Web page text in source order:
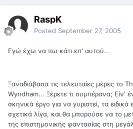
RaspK
Posted September 27, 2005
Εγώ έχω να πω κάτι επ' αυτού...
Ξαναδιάβασα τις τελευταίες μέρες το
Wyndham... Ξέρετε τι συμπέρανα; Είν'
σκηνικά έργο για να γυριστεί, τα ειδικά
σχετικά λίγα, και θα μπορούσε να το
της επιστημονικής φαντασίας στη